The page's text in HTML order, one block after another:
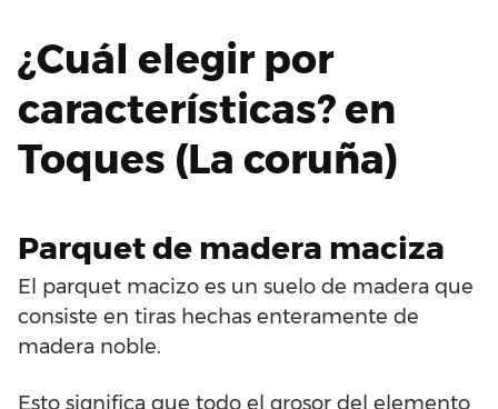
¿Cuál elegir por
características? en
Toques (La coruña)
Parquet de madera maciza
El parquet macizo es un suelo de madera que
consiste en tiras hechas enteramente de
madera noble.
Esto significa que todo el grosor del elemento